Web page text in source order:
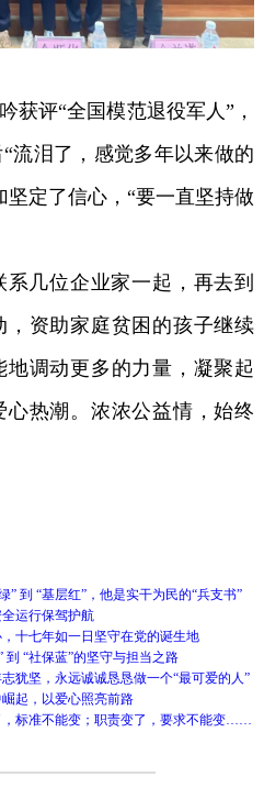
评“全国模范退役军人”，
流泪了，感觉多年以来做的
定了信心，“要一直坚持做
几位企业家一起，再去到
，资助家庭贫困的孩子继续
调动更多的力量，凝聚起
热潮。浓浓公益情，始终
” 到 “基层红”，他是实干为民的“兵支书”
运行保驾护航
十七年如一日坚守在党的诞生地
到 “社保蓝”的坚守与担当之路
犹坚，永远诚诚恳恳做一个“最可爱的人”
起，以爱心照亮前路
标准不能变；职责变了，要求不能变……